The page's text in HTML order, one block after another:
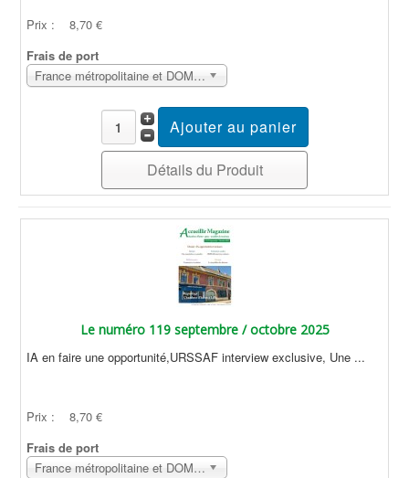
Prix :
8,70 €
Frais de port
France métropolitaine et DOM Sans surcoût
Détails du Produit
Le numéro 119 septembre / octobre 2025
IA en faire une opportunité,URSSAF interview exclusive, Une ...
Prix :
8,70 €
Frais de port
France métropolitaine et DOM Sans surcoût